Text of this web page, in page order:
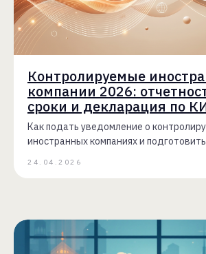
Контролируемые
компании 2026:
сроки и декларация по
Как подать уведомление о
иностранных компаниях и подготовить
24.04.2026